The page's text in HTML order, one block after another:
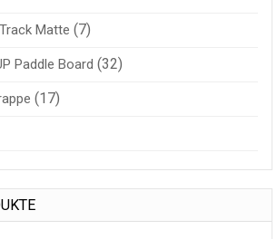
Matte (7)
Paddle Board (32)
(17)